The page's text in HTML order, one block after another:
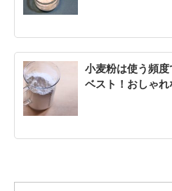
小麦粉は使う頻
ベスト！おしゃ